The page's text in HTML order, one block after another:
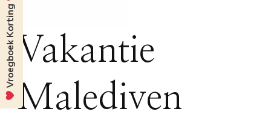
Vakantie
Malediven
Vroegboek Korting